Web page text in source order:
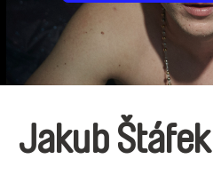
Jakub Štáfek